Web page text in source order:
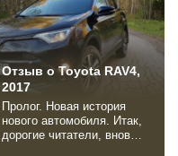
деньгам, хотел дешевый
Прадо себе взять...
Отзыв о Toyota RAV4,
2017
Пролог. Новая история
нового автомобиля. Итак,
дорогие читатели, вновь